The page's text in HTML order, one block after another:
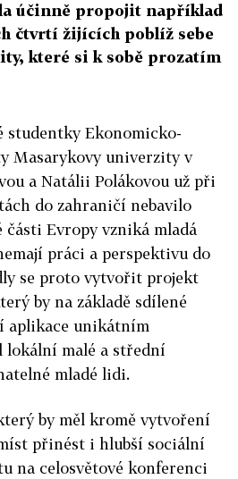
účinně propojit například
čtvrtí žijících poblíž sebe
které si k sobě prozatím
studentky Ekonomicko-
Masarykovy univerzity v
a Natálii Polákovou už při
do zahraničí nebavilo
části Evropy vzniká mladá
práci a perspektivu do
se proto vytvořit projekt
by na základě sdílené
aplikace unikátním
lokální malé a střední
mladé lidi.
by měl kromě vytvoření
přinést i hlubší sociální
na celosvětové konferenci